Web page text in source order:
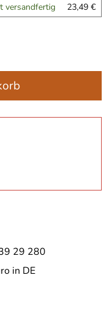
versandfertig 23,49 €
29 280
in DE